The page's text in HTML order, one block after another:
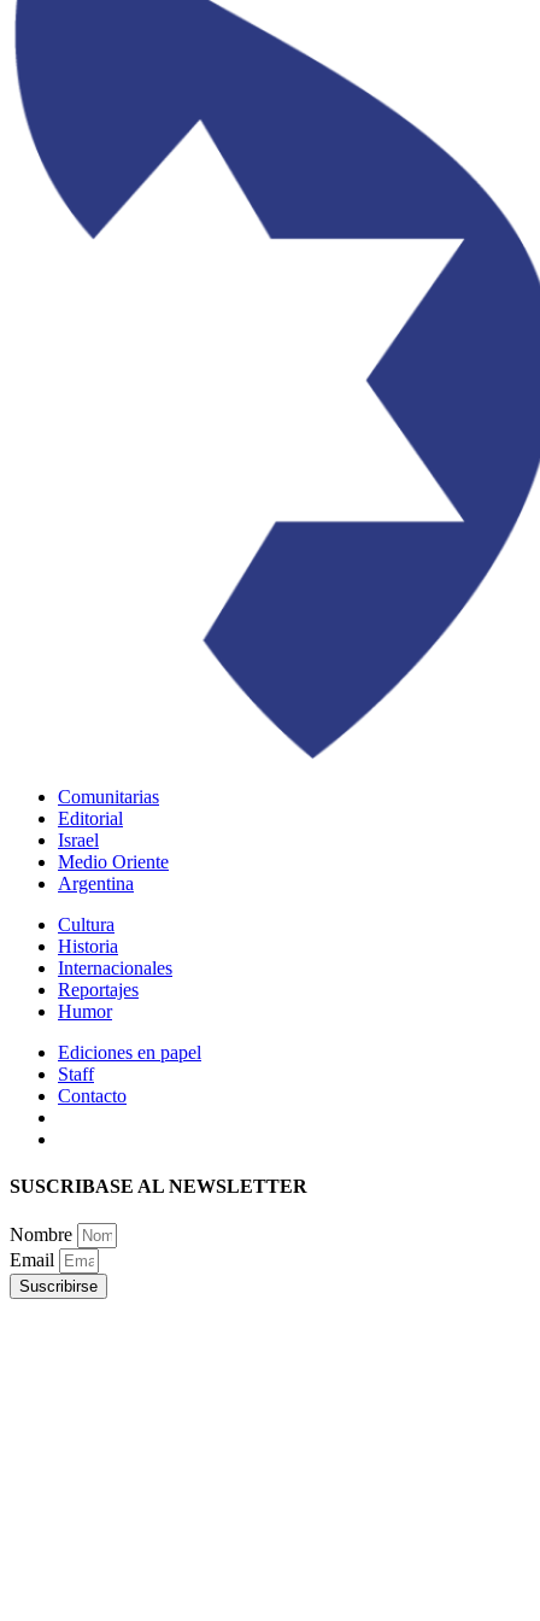
Comunitarias
Editorial
Israel
Medio Oriente
Argentina
Cultura
Historia
Internacionales
Reportajes
Humor
Ediciones en papel
Staff
Contacto
SUSCRIBASE AL NEWSLETTER
Nombre
Email
Suscribirse